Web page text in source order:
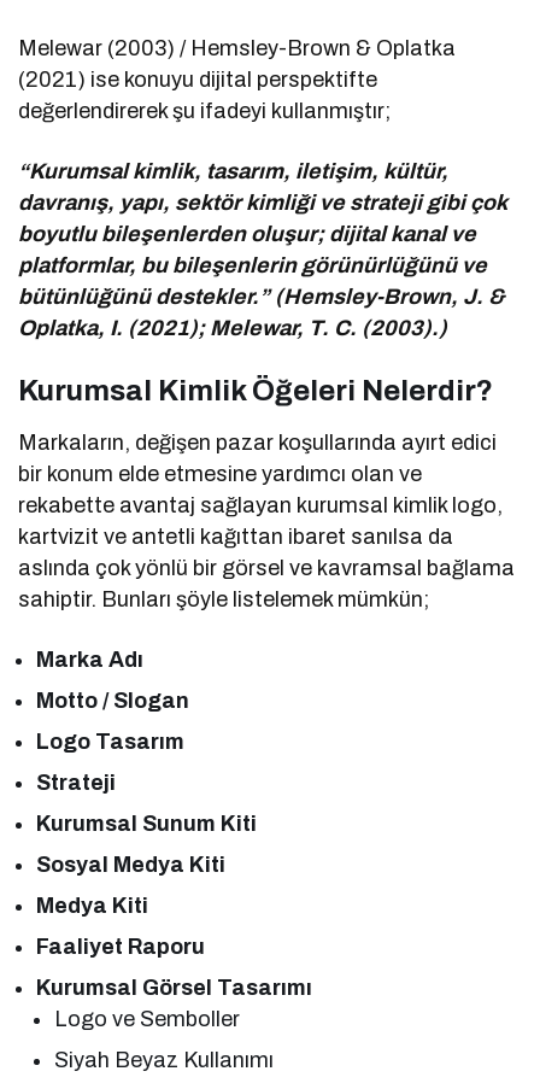
Melewar (2003) / Hemsley-Brown & Oplatka
(2021) ise konuyu dijital perspektifte
değerlendirerek şu ifadeyi kullanmıştır;
“Kurumsal kimlik, tasarım, iletişim, kültür,
davranış, yapı, sektör kimliği ve strateji gibi çok
boyutlu bileşenlerden oluşur; dijital kanal ve
platformlar, bu bileşenlerin görünürlüğünü ve
bütünlüğünü destekler.” (Hemsley-Brown, J. &
Oplatka, I. (2021); Melewar, T. C. (2003).)
Kurumsal Kimlik Öğeleri Nelerdir?
Markaların, değişen pazar koşullarında ayırt edici
bir konum elde etmesine yardımcı olan ve
rekabette avantaj sağlayan kurumsal kimlik logo,
kartvizit ve antetli kağıttan ibaret sanılsa da
aslında çok yönlü bir görsel ve kavramsal bağlama
sahiptir. Bunları şöyle listelemek mümkün;
Marka Adı
Motto / Slogan
Logo Tasarım
Strateji
Kurumsal Sunum Kiti
Sosyal Medya Kiti
Medya Kiti
Faaliyet Raporu
Kurumsal Görsel Tasarımı
Logo ve Semboller
Siyah Beyaz Kullanımı